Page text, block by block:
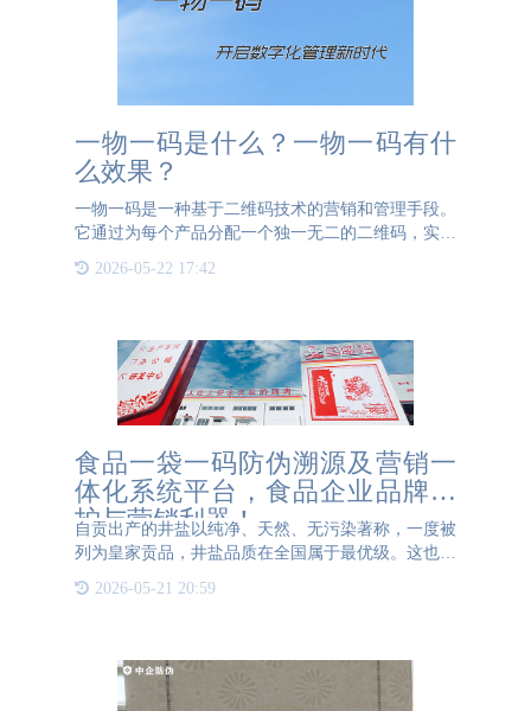
一物一码是什么？一物一码有什
么效果？
一物一码是一种基于二维码技术的营销和管理手段。
它通过为每个产品分配一个独一无二的二维码，实现
对产品的追踪、管理和营销。当消费者扫描这个二维
码时，可以获取产品信息、参与互动营销活动等。
2026-05-22 17:42
食品一袋一码防伪溯源及营销一
体化系统平台，食品企业品牌保
护与营销利器！
自贡出产的井盐以纯净、天然、无污染著称，一度被
列为皇家贡品，井盐品质在全国属于最优级。这也使
消费者喜爱的的招牌，他们假冒“久大”品牌商标，疯
2026-05-21 20:59